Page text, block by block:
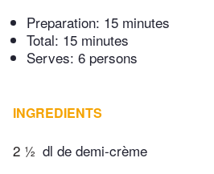
Preparation: 15 minutes
Total: 15 minutes
Serves: 6 persons
INGREDIENTS
2 ½ dl de demi-crème